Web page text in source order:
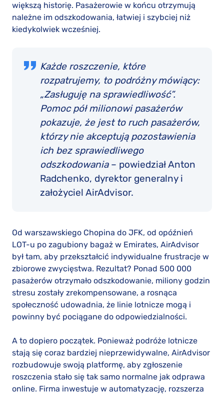
większą historię. Pasażerowie w końcu otrzymują
należne im odszkodowania, łatwiej i szybciej niż
kiedykolwiek wcześniej.
Każde roszczenie, które
rozpatrujemy, to podróżny mówiący:
„Zasługuję na sprawiedliwość”.
Pomoc pół milionowi pasażerów
pokazuje, że jest to ruch pasażerów,
którzy nie akceptują pozostawienia
ich bez sprawiedliwego
odszkodowania– powiedział Anton
Radchenko, dyrektor generalny i
założyciel AirAdvisor.
Od warszawskiego Chopina do JFK, od opóźnień
LOT-u po zagubiony bagaż w Emirates, AirAdvisor
był tam, aby przekształcić indywidualne frustracje w
zbiorowe zwycięstwa. Rezultat? Ponad 500 000
pasażerów otrzymało odszkodowanie, miliony godzin
stresu zostały zrekompensowane, a rosnąca
społeczność udowadnia, że linie lotnicze mogą i
powinny być pociągane do odpowiedzialności.
A to dopiero początek. Ponieważ podróże lotnicze
stają się coraz bardziej nieprzewidywalne, AirAdvisor
rozbudowuje swoją platformę, aby zgłoszenie
roszczenia stało się tak samo normalne jak odprawa
online. Firma inwestuje w automatyzację, rozszerza